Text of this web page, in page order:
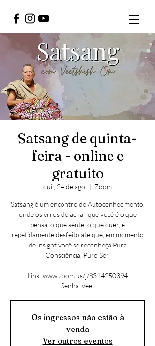
Satsang de quinta-
feira - online e
gratuito
qui., 24 de ago.
  |
Zoom
Satsang é um encontro de Autoconhecimento,
onde os erros de achar que você é o que
pensa, o que sente, o que quer, é
repetidamente desfeito até que, em momento
de insight você se reconheça Pura
Consciência, Puro Ser.
Link: www.zoom.us/j/8314250394
Senha: veet
Os ingressos não estão à
venda
Ver outros eventos